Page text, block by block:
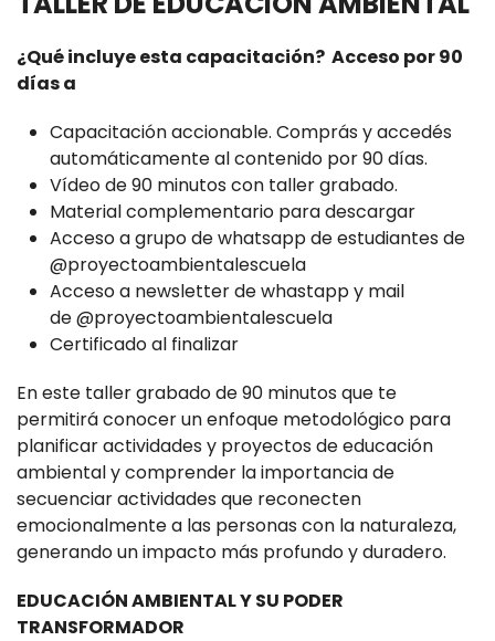
¿Qué incluye esta capacitación? Acceso por 90
días a
Capacitación accionable. Comprás y accedés
automáticamente al contenido por 90 días.
Vídeo de 90 minutos con taller grabado.
Material complementario para descargar
Acceso a grupo de whatsapp de estudiantes de
@proyectoambientalescuela
Acceso a newsletter de whastapp y mail
de @proyectoambientalescuela
Certificado al finalizar
En este taller grabado de 90 minutos que te
permitirá conocer un enfoque metodológico para
planificar actividades y proyectos de educación
ambiental y comprender la importancia de
secuenciar actividades que reconecten
emocionalmente a las personas con la naturaleza,
generando un impacto más profundo y duradero.
EDUCACIÓN AMBIENTAL Y SU PODER
TRANSFORMADOR